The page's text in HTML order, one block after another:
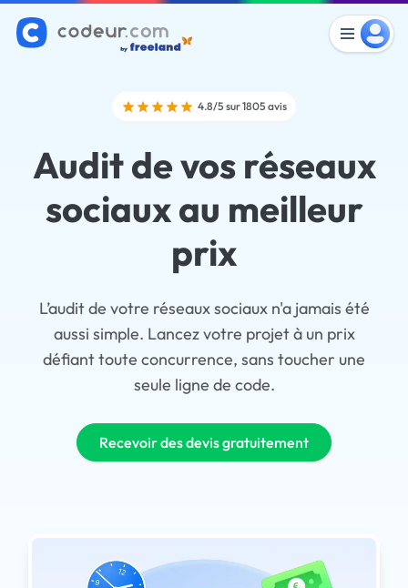
4.8/5 sur 1805 avis
Audit de vos réseaux
sociaux au meilleur
prix
L’audit de votre réseaux sociaux n'a jamais été
aussi simple. Lancez votre projet à un prix
défiant toute concurrence, sans toucher une
seule ligne de code.
Recevoir des devis gratuitement